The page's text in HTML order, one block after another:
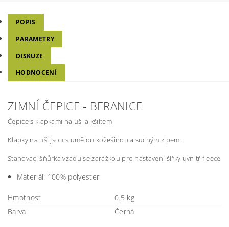
POPIS
PARAMETRY
DISKUZE
HODNOCENÍ
ZIMNÍ ČEPICE - BERANICE
Čepice s klapkami na uši a kšiltem
Klapky na uši jsou s umělou kožešinou a suchým zipem .
Stahovací šňůrka vzadu se zarážkou pro nastavení šířky uvnitř fleece
Materiál: 100% polyester
Hmotnost
0.5 kg
Barva
Černá